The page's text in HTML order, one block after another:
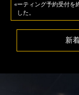
«ーティング予約受付を
した。
新